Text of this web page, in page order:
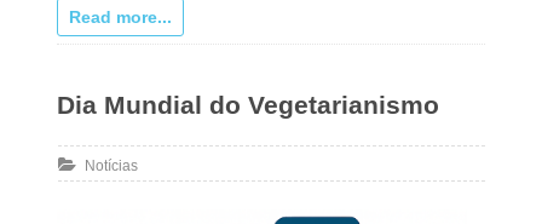
Read more...
Dia Mundial do Vegetarianismo
Notícias